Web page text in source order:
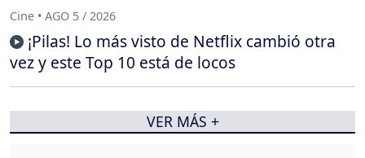
Cine • AGO 5 / 2026
¡Pilas! Lo más visto de Netflix cambió otra
vez y este Top 10 está de locos
VER MÁS +